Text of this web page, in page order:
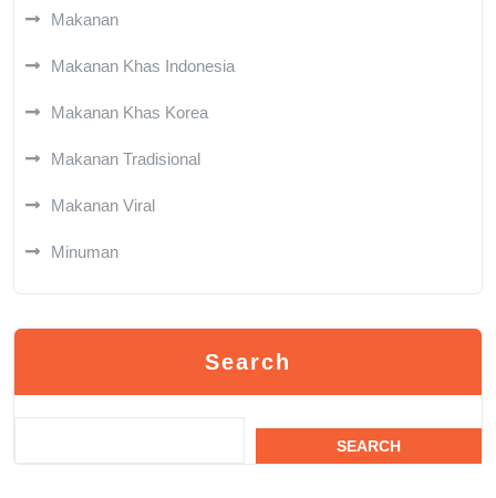
Makanan
Makanan Khas Indonesia
Makanan Khas Korea
Makanan Tradisional
Makanan Viral
Minuman
Search
SEARCH